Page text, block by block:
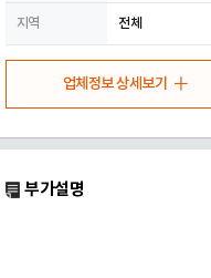
지역 전체
업체정보 상세보기
부가설명